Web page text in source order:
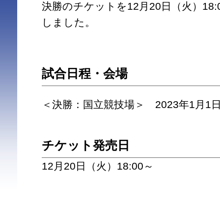
決勝のチケットを12月20日（火）
しました。
試合日程・会場
＜決勝：国立競技場＞ 2023年1月1
チケット発売日
12月20日（火）18:00～